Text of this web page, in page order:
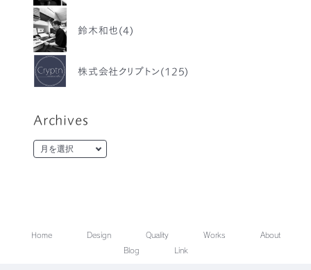
鈴木和也(4)
株式会社クリプトン(125)
Archives
Home Design Quality Works
About
Blog
Link